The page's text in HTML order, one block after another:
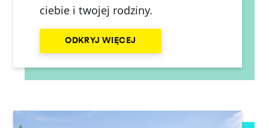
ciebie i twojej rodziny.
ODKRYJ WIĘCEJ